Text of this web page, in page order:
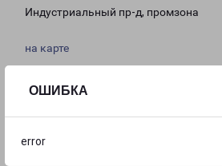
ОШИБКА
error
Индустриальный пр-д, промзона
на карте